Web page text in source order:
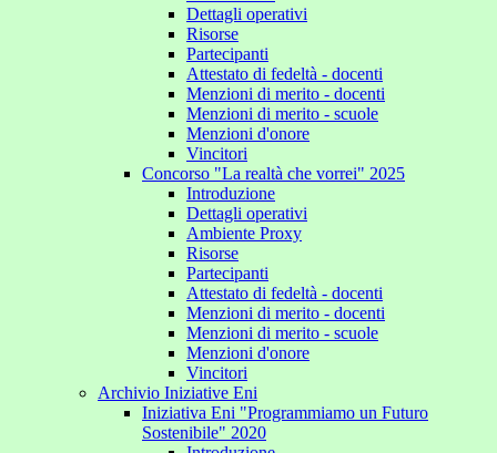
Dettagli operativi
Risorse
Partecipanti
Attestato di fedeltà - docenti
Menzioni di merito - docenti
Menzioni di merito - scuole
Menzioni d'onore
Vincitori
Concorso "La realtà che vorrei" 2025
Introduzione
Dettagli operativi
Ambiente Proxy
Risorse
Partecipanti
Attestato di fedeltà - docenti
Menzioni di merito - docenti
Menzioni di merito - scuole
Menzioni d'onore
Vincitori
Archivio Iniziative Eni
Iniziativa Eni "Programmiamo un Futuro
Sostenibile" 2020